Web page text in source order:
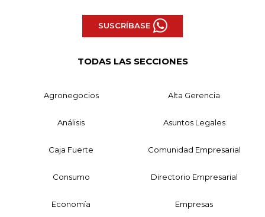
SUSCRÍBASE
TODAS LAS SECCIONES
Agronegocios Alta Gerencia
Análisis Asuntos Legales
Caja Fuerte Comunidad Empresarial
Consumo Directorio Empresarial
Economía Empresas